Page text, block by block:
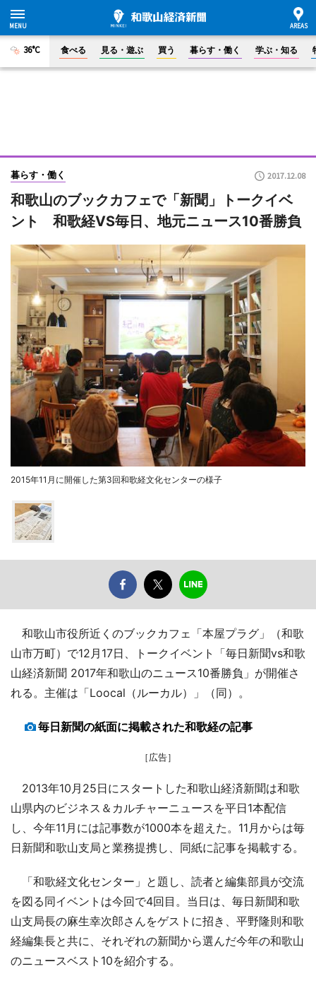
36°C 食べる 見る・遊ぶ 買う 暮らす・働く 学ぶ・知る
暮らす・働く 2017.12.08
和歌山のブックカフェで「新聞」トークイベ
ント 和歌経VS毎日、地元ニュース10番勝負
2015年11月に開催した第3回和歌経文化センターの様子
和歌山市役所近くのブックカフェ「本屋プラグ」（和歌
山市万町）で12月17日、トークイベント「毎日新聞vs和歌
山経済新聞 2017年和歌山のニュース10番勝負」が開催さ
れる。主催は「Loocal（ルーカル）」（同）。
毎日新聞の紙面に掲載された和歌経の記事
［広告］
2013年10月25日にスタートした和歌山経済新聞は和歌
山県内のビジネス＆カルチャーニュースを平日1本配信
し、今年11月には記事数が1000本を超えた。11月からは毎
日新聞和歌山支局と業務提携し、同紙に記事を掲載する。
「和歌経文化センター」と題し、読者と編集部員が交流
を図る同イベントは今回で4回目。当日は、毎日新聞和歌
山支局長の麻生幸次郎さんをゲストに招き、平野隆則和歌
経編集長と共に、それぞれの新聞から選んだ今年の和歌山
のニュースベスト10を紹介する。